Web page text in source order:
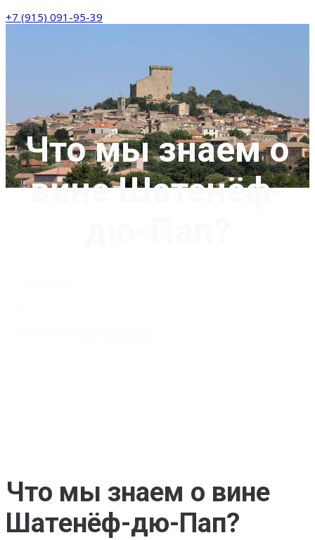
+7 (915) 091-95-39
Что мы знаем о
вине Шатенёф-
Что мы знаем о вине
Шатенёф-дю-Пап?